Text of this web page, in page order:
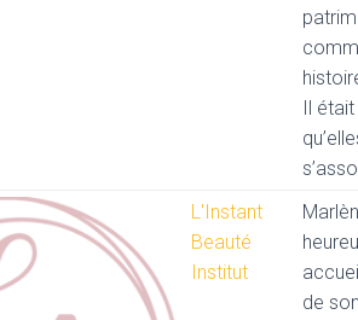
Il
L'Instant
Beauté
Institut
de